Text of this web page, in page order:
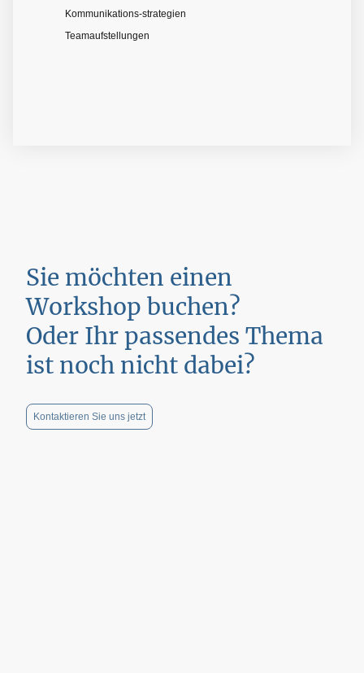
Kommunikations-strategien
Teamaufstellungen
Sie möchten einen
Workshop buchen?
Oder Ihr passendes Thema
ist noch nicht dabei?
Kontaktieren Sie uns jetzt